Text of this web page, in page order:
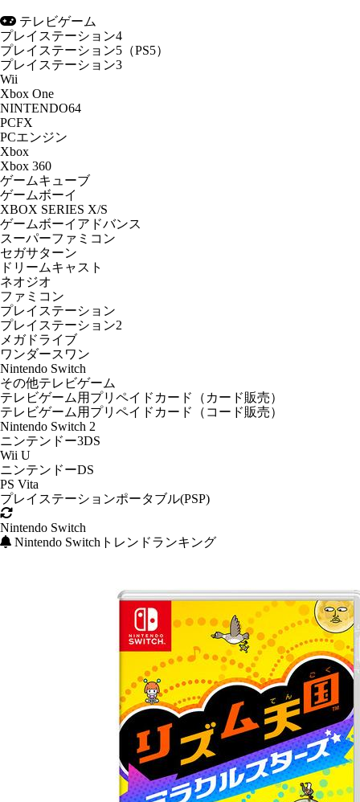
テレビゲーム
プレイステーション4
プレイステーション5（PS5）
プレイステーション3
Wii
Xbox One
NINTENDO64
PCFX
PCエンジン
Xbox
Xbox 360
ゲームキューブ
ゲームボーイ
XBOX SERIES X/S
ゲームボーイアドバンス
スーパーファミコン
セガサターン
ドリームキャスト
ネオジオ
ファミコン
プレイステーション
プレイステーション2
メガドライブ
ワンダースワン
Nintendo Switch
その他テレビゲーム
テレビゲーム用プリペイドカード（カード販売）
テレビゲーム用プリペイドカード（コード販売）
Nintendo Switch 2
ニンテンドー3DS
Wii U
ニンテンドーDS
PS Vita
プレイステーションポータブル(PSP)
Nintendo Switch
Nintendo Switchトレンドランキング